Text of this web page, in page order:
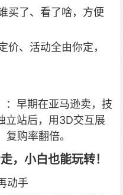
买了、看了啥，方便
价、活动全由你定，
：早期在亚马逊卖，技
立站后，用3D交互展
购率翻倍。
，小白也能玩转！
动手